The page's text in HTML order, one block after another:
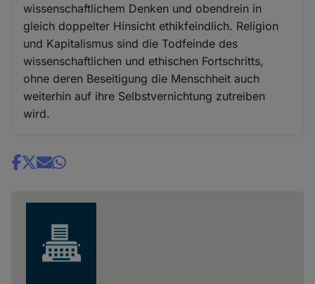
wissenschaftlichem Denken und obendrein in
gleich doppelter Hinsicht ethikfeindlich. Religion
und Kapitalismus sind die Todfeinde des
wissenschaftlichen und ethischen Fortschritts,
ohne deren Beseitigung die Menschheit auch
weiterhin auf ihre Selbstvernichtung zutreiben
wird.
Share